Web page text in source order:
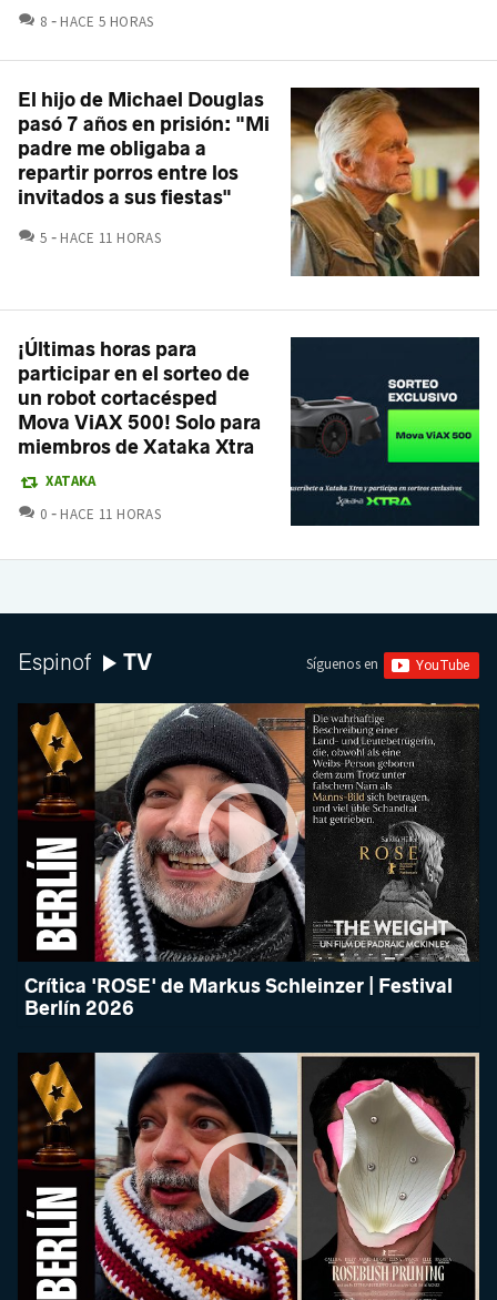
8 COMENTARIOS
HACE 5 HORAS
El hijo de Michael Douglas
pasó 7 años en prisión: "Mi
padre me obligaba a
repartir porros entre los
invitados a sus fiestas"
5 COMENTARIOS
HACE 11 HORAS
¡Últimas horas para
participar en el sorteo de
un robot cortacésped
Mova ViAX 500! Solo para
miembros de Xataka Xtra
XATAKA
0 COMENTARIOS
HACE 11 HORAS
Espinof TV Síguenos en
Crítica 'ROSE' de Markus Schleinzer | Festival
Berlín 2026